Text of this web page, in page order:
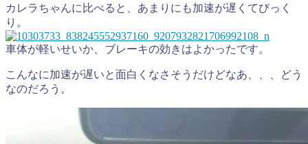
カレラちゃんに比べると、あまりにも加速が遅くてびっく
り。
車体が軽いせいか、ブレーキの効きはよかったです。
こんなに加速が遅いと面白くなさそうだけどなあ、、、どう
なのだろう。